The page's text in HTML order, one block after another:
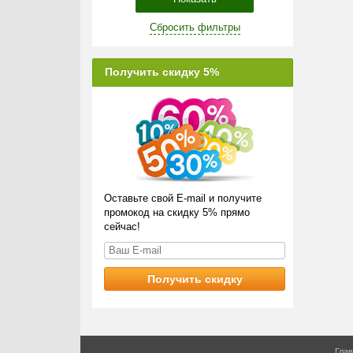
Сбросить фильтры
Получить скидку 5%
Оставьте свой E-mail и получите
промокод на скидку 5% прямо
сейчас!